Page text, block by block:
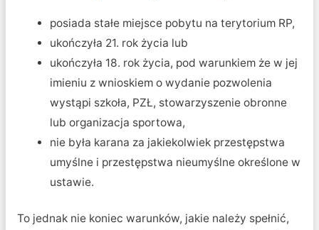
posiada stałe miejsce pobytu na terytorium RP,
ukończyła 21. rok życia lub
ukończyła 18. rok życia, pod warunkiem że w jej
imieniu z wnioskiem o wydanie pozwolenia
wystąpi szkoła, PZŁ, stowarzyszenie obronne
lub organizacja sportowa,
nie była karana za jakiekolwiek przestępstwa
umyślne i przestępstwa nieumyślne określone w
ustawie.
To jednak nie koniec warunków, jakie należy spełnić,